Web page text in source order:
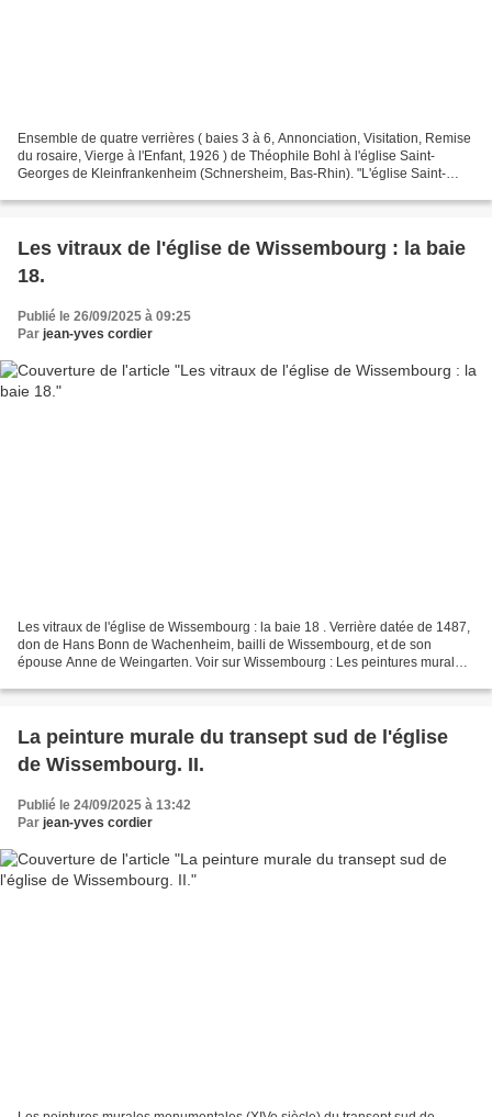
Ensemble de quatre verrières ( baies 3 à 6, Annonciation, Visitation, Remise
du rosaire, Vierge à l'Enfant, 1926 ) de Théophile Bohl à l'église Saint-
Georges de Kleinfrankenheim (Schnersheim, Bas-Rhin). "L'église Saint-
Les vitraux de l'église de Wissembourg : la baie
18.
Publié le 26/09/2025 à 09:25
Par jean-yves cordier
Les vitraux de l'église de Wissembourg : la baie 18 . Verrière datée de 1487,
don de Hans Bonn de Wachenheim, bailli de Wissembourg, et de son
épouse Anne de Weingarten. Voir sur Wissembourg : Les peintures murales
La peinture murale du transept sud de l'église
de Wissembourg. II.
Publié le 24/09/2025 à 13:42
Par jean-yves cordier